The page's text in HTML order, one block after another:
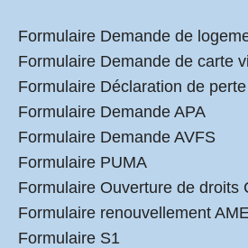
Formulaire Demande de
Formulaire Demande de carte
Formulaire Déclaration de
Formulaire Demande APA
Formulaire Demande AVFS
Formulaire PUMA
Formulaire Ouverture de droits
Formulaire renouvellement
Formulaire S1